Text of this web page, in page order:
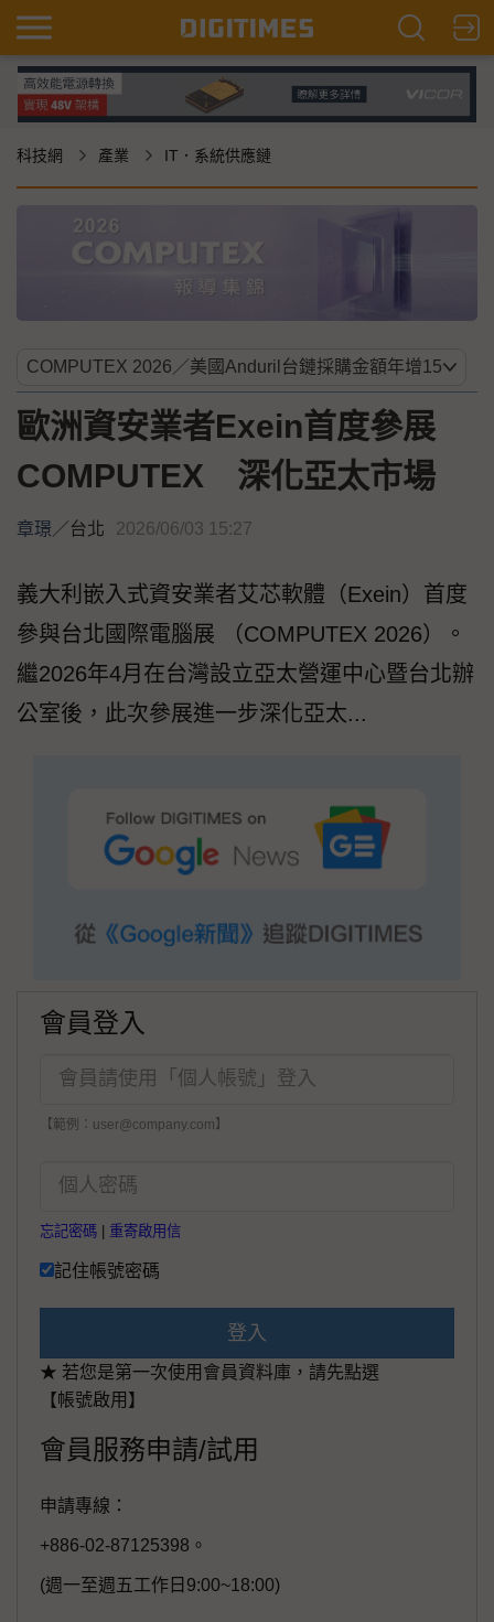
科技網 產業 IT．系統供應鏈
歐洲資安業者Exein首度參展
COMPUTEX 深化亞太市場
章璟 ／台北 2026/06/03 15:27
義大利嵌入式資安業者艾芯軟體（Exein）首度
參與台北國際電腦展 （COMPUTEX 2026）。
繼2026年4月在台灣設立亞太營運中心暨台北辦
公室後，此次參展進一步深化亞太...
會員登入
【範例：user@company.com】
忘記密碼 重寄啟用信
記住帳號密碼
登入
★ 若您是第一次使用會員資料庫，請先點選
【帳號啟用】
會員服務申請/試用
申請專線：
+886-02-87125398。
(週一至週五工作日9:00~18:00)